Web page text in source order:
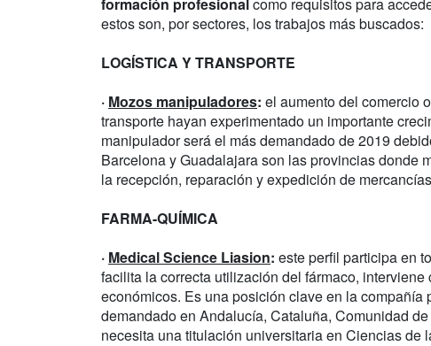
estos son, por sectores, los trabajos más buscados:
LOGÍSTICA Y TRANSPORTE
· Mozos manipuladores: el aumento del comercio
transporte hayan experimentado un importante
manipulador será el más demandado de 2019
Barcelona y Guadalajara son las provincias donde
la recepción, reparación y expedición de
FARMA-QUÍMICA
· Medical Science Liasion: este perfil participa en
facilita la correcta utilización del fármaco,
económicos. Es una posición clave en la
demandado en Andalucía, Cataluña, Comunidad
necesita una titulación universitaria en Ciencias de